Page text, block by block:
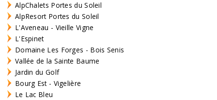
AlpChalets Portes du Soleil
AlpResort Portes du Soleil
L'Aveneau - Vieille Vigne
L'Espinet
Domaine Les Forges - Bois Senis
Vallée de la Sainte Baume
Jardin du Golf
Bourg Est - Vigelière
Le Lac Bleu